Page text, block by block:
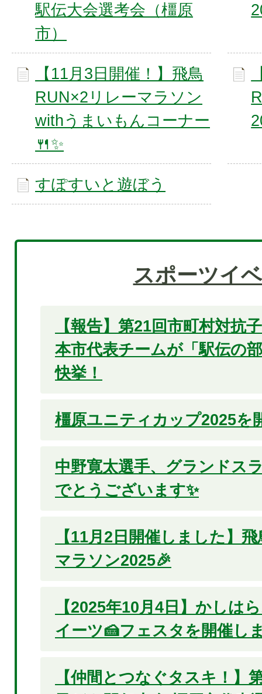
駅伝大会選考会（橿原
市）
【11月3日開催！】飛鳥
RUN×2リレーマラソン
withうまいもんコーナー
🍴✨
すぽすいと遊ぼう
スポーツイ
【報告】第21回市町村対抗
本市代表チームが「駅伝の
快挙！
橿原ユニティカップ2025を
中野寛太選手、グランドス
でとうございます✨
【11月2日開催しました】
マラソン2025🎉
【2025年10月4日】かしは
イーツ🍰フェスタを開催し
【仲間とつなぐタスキ！】